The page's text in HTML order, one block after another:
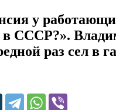
у
в СССР?».
раз сел в